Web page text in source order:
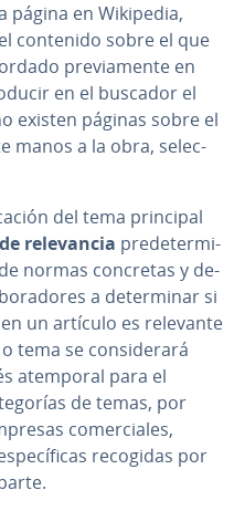
página en Wikipedia,
contenido sobre el que
pre­via­me­n­te en
en el buscador el
existen páginas sobre el
manos a la obra, se­le­c­
del tema principal
re­le­va­n­cia pre­de­te­r­mi­
normas concretas y de­
a de­te­r­mi­nar si
un artículo es relevante
tema se co­n­si­de­ra­rá
atemporal para el
de temas, por
co­me­r­cia­les,
recogidas por